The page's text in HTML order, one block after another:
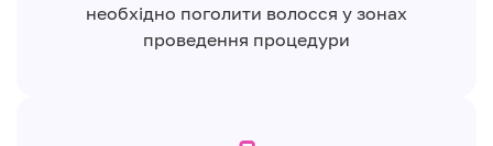
необхідно поголити волосся у зонах
проведення процедури